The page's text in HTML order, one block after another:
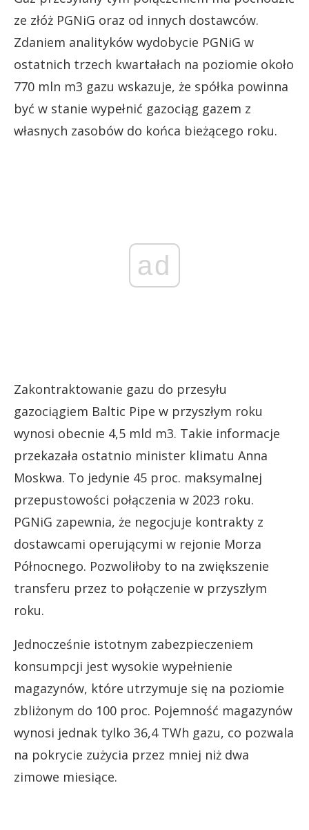
ze złóż PGNiG oraz od innych dostawców.
Zdaniem analityków wydobycie PGNiG w
ostatnich trzech kwartałach na poziomie około
770 mln m3 gazu wskazuje, że spółka powinna
być w stanie wypełnić gazociąg gazem z
własnych zasobów do końca bieżącego roku.
ad
Zakontraktowanie gazu do przesyłu
gazociągiem Baltic Pipe w przyszłym roku
wynosi obecnie 4,5 mld m3. Takie informacje
przekazała ostatnio minister klimatu Anna
Moskwa. To jedynie 45 proc. maksymalnej
przepustowości połączenia w 2023 roku.
PGNiG zapewnia, że negocjuje kontrakty z
dostawcami operującymi w rejonie Morza
Północnego. Pozwoliłoby to na zwiększenie
transferu przez to połączenie w przyszłym
roku.
Jednocześnie istotnym zabezpieczeniem
konsumpcji jest wysokie wypełnienie
magazynów, które utrzymuje się na poziomie
zbliżonym do 100 proc. Pojemność magazynów
wynosi jednak tylko 36,4 TWh gazu, co pozwala
na pokrycie zużycia przez mniej niż dwa
zimowe miesiące.